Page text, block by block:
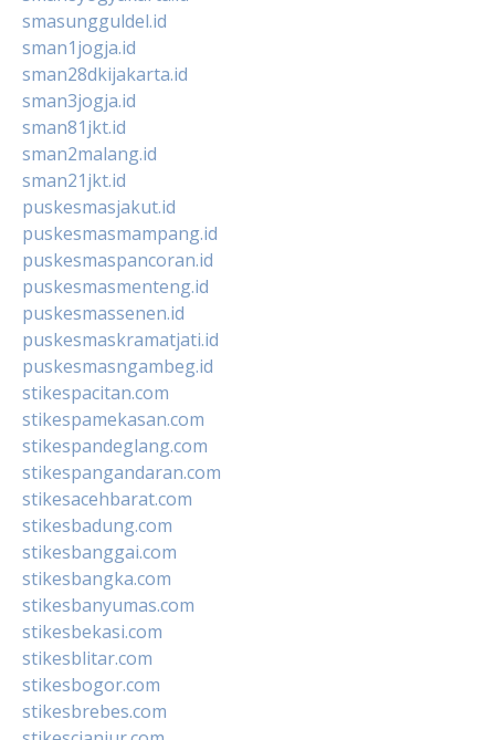
smasungguldel.id
sman1jogja.id
sman28dkijakarta.id
sman3jogja.id
sman81jkt.id
sman2malang.id
sman21jkt.id
puskesmasjakut.id
puskesmasmampang.id
puskesmaspancoran.id
puskesmasmenteng.id
puskesmassenen.id
puskesmaskramatjati.id
puskesmasngambeg.id
stikespacitan.com
stikespamekasan.com
stikespandeglang.com
stikespangandaran.com
stikesacehbarat.com
stikesbadung.com
stikesbanggai.com
stikesbangka.com
stikesbanyumas.com
stikesbekasi.com
stikesblitar.com
stikesbogor.com
stikesbrebes.com